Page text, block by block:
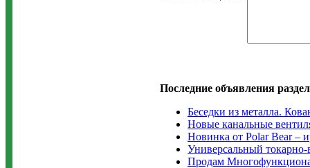
Последние объявления
Беседки из металла.
Новые канальные
Новинка от Polar Bear –
Универсальный
Продам